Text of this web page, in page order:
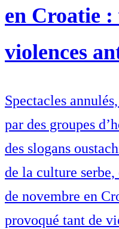
en Croatie :
violences
Spectacles
par des groupes
des slogans
de la culture serbe,
de novembre en
provoqué tant de